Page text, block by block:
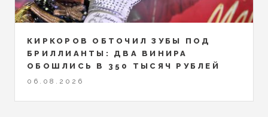
КИРКОРОВ ОБТОЧИЛ ЗУБЫ ПОД
БРИЛЛИАНТЫ: ДВА ВИНИРА
ОБОШЛИСЬ В 350 ТЫСЯЧ РУБЛЕЙ
06.08.2026